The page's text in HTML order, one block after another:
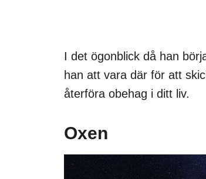
I det ögonblick då han
han att vara där för att
återföra obehag i ditt liv.
Oxen